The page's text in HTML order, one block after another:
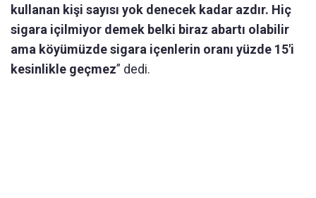
kullanan kişi sayısı yok denecek kadar azdır. Hiç
sigara içilmiyor demek belki biraz abartı olabilir
ama köyümüzde sigara içenlerin oranı yüzde 15'i
kesinlikle geçmez” dedi.